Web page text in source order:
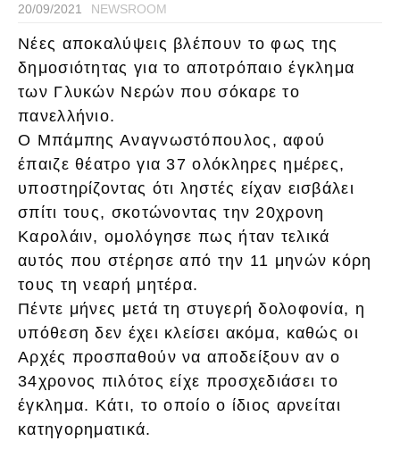
20/09/2021 NEWSROOM
Νέες αποκαλύψεις βλέπουν το φως της
δημοσιότητας για το αποτρόπαιο έγκλημα
των Γλυκών Νερών που σόκαρε το
πανελλήνιο.
Ο Μπάμπης Αναγνωστόπουλος, αφού
έπαιζε θέατρο για 37 ολόκληρες ημέρες,
υποστηρίζοντας ότι ληστές είχαν εισβάλει
σπίτι τους, σκοτώνοντας την 20χρονη
Καρολάιν, ομολόγησε πως ήταν τελικά
αυτός που στέρησε από την 11 μηνών κόρη
τους τη νεαρή μητέρα.
Πέντε μήνες μετά τη στυγερή δολοφονία, η
υπόθεση δεν έχει κλείσει ακόμα, καθώς οι
Αρχές προσπαθούν να αποδείξουν αν ο
34χρονος πιλότος είχε προσχεδιάσει το
έγκλημα. Κάτι, το οποίο ο ίδιος αρνείται
κατηγορηματικά.